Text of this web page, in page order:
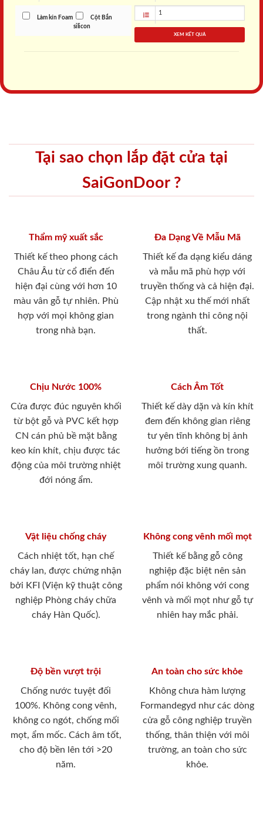
Làm kín Foam
Cột Bắn
silicon
XEM KẾT QUẢ
Tại sao chọn lắp đặt cửa tại
SaiGonDoor ?
Thẩm mỹ xuất sắc
Thiết kế theo phong cách
Châu Âu từ cổ điển đến
hiện đại cùng với hơn 10
màu vân gỗ tự nhiên. Phù
hợp với mọi không gian
trong nhà bạn.
Đa Dạng Về Mẫu Mã
Thiết kế đa dạng kiểu dáng
và mẫu mã phù hợp với
truyền thống và cả hiện đại.
Cập nhật xu thế mới nhất
trong ngành thi công nội
thất.
Chịu Nước 100%
Cửa được đúc nguyên khối
từ bột gỗ và PVC kết hợp
CN cán phủ bề mặt bằng
keo kín khít, chịu được tác
động của môi trường nhiệt
đới nóng ẩm.
Cách Âm Tốt
Thiết kế dày dặn và kín khít
đem đến không gian riêng
tư yên tĩnh không bị ảnh
hưởng bới tiếng ồn trong
môi trường xung quanh.
Vật liệu chống cháy
Cách nhiệt tốt, hạn chế
cháy lan, được chứng nhận
bởi KFI (Viện kỹ thuật công
nghiệp Phòng cháy chữa
cháy Hàn Quốc).
Không cong vênh mối mọt
Thiết kế bằng gỗ công
nghiệp đặc biệt nên sản
phẩm nói không với cong
vênh và mối mọt như gỗ tự
nhiên hay mắc phải.
Độ bền vượt trội
Chống nước tuyệt đối
100%. Không cong vênh,
không co ngót, chống mối
mọt, ẩm mốc. Cách âm tốt,
cho độ bền lên tới >20
năm.
An toàn cho sức khỏe
Không chưa hàm lượng
Formandegyd như các dòng
cửa gỗ công nghiệp truyền
thống, thân thiện với môi
trường, an toàn cho sức
khỏe.